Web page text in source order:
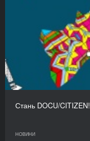
Стань DOCU/CITIZEN!
НОВИНИ